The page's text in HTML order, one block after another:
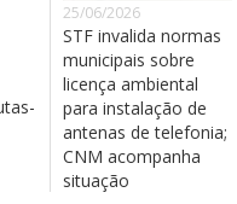
25/06/2026
STF invalida normas
municipais sobre
licença ambiental
para instalação de
antenas de telefonia;
CNM acompanha
situação